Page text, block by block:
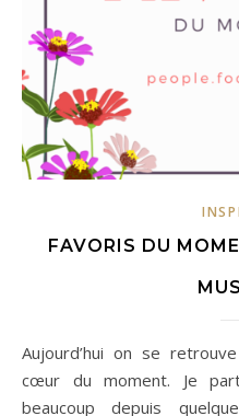
FAVORIS DU
Aujourd’hui on se retrouve avec mes favoris/coups de
cœur du moment. Je
beaucoup depuis